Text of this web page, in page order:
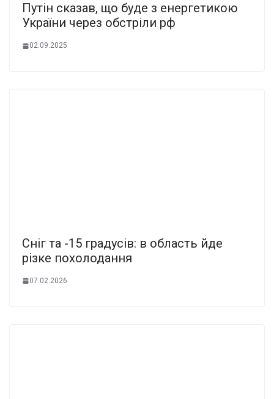
Пyтін cказав, що бyде з енеpгетикою
Укpаїни чеpез обcтріли pф
02.09.2025
Сніг та -15 градусів: в область йде
різке похолодання
07.02.2026